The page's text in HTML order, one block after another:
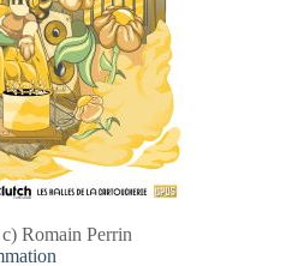
Romain Perrin